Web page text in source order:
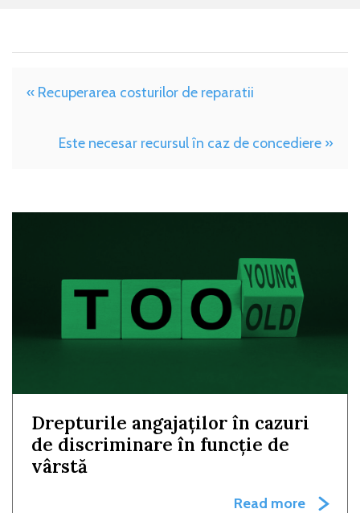
« Recuperarea costurilor de reparatii
Este necesar recursul în caz de concediere »
Drepturile angajaților în cazuri
de discriminare în funcție de
vârstă
Read more